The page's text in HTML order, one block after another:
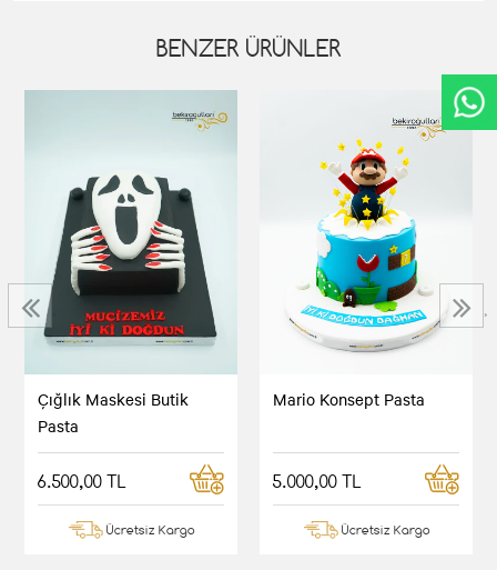
BENZER ÜRÜNLER
Çığlık Maskesi Butik
Pasta
6.500,00 TL
Ücretsiz Kargo
Mario Konsept Pasta
5.000,00 TL
Ücretsiz Kargo
›